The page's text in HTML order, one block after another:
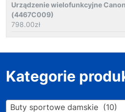
Urządzenie wielofunkcyjne
(4467C009)
798.00zł
Kategorie
Buty sportowe damskie (10)